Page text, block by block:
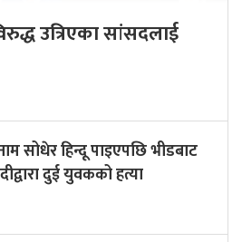
उत्रिएका सांसदलाई
सोधेर हिन्दू पाइएपछि भीडबाट
दुई युवकको हत्या